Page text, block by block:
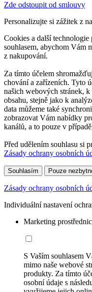
Zde odstoupit od smlouvy
Personalizujte si zážitek z
Cookies a další
souhlasem, abychom Vám
z nakupování.
Za tímto účelem
chování a zařízeních. Tyto
našich webových stránek,
obsahu, stejně jako k
data můžeme také
zobrazovat Vám nabídky
kanálů, a to pouze v
Před udělením souhlasu si
Zásady ochrany osobních
Souhlasím Pouze
Zásady ochrany osobních
Individuální nastavení
Marketing
S Vaším souhlasem
mimo naše webové
produkty. Za tímto
osobní údaje s